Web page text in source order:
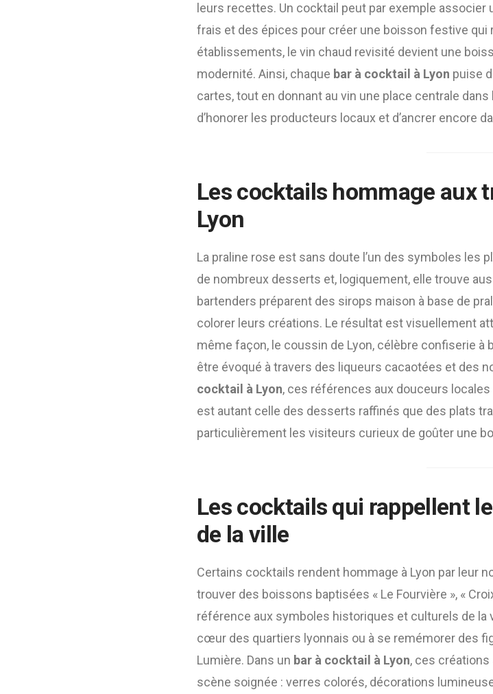
leurs recettes. Un cocktail peut par exemple
frais et des épices pour créer une boisson festive qui
établissements, le vin chaud revisité devient une
modernité. Ainsi, chaque bar à cocktail à Lyon puise
cartes, tout en donnant au vin une place centrale
d’honorer les producteurs locaux et d’ancrer encore
Les cocktails hommage aux
Lyon
La praline rose est sans doute l’un des symboles les
de nombreux desserts et, logiquement, elle trouve
bartenders préparent des sirops maison à base de
colorer leurs créations. Le résultat est visuellement
même façon, le coussin de Lyon, célèbre confiserie à
être évoqué à travers des liqueurs cacaotées et des
cocktail à Lyon, ces références aux douceurs
est autant celle des desserts raffinés que des plats
particulièrement les visiteurs curieux de goûter une
Les cocktails qui rappellent
de la ville
Certains cocktails rendent hommage à Lyon par leur
trouver des boissons baptisées « Le Fourvière », «
référence aux symboles historiques et culturels de la
cœur des quartiers lyonnais ou à se remémorer des
Lumière. Dans un bar à cocktail à Lyon, ces créations
scène soignée : verres colorés, décorations